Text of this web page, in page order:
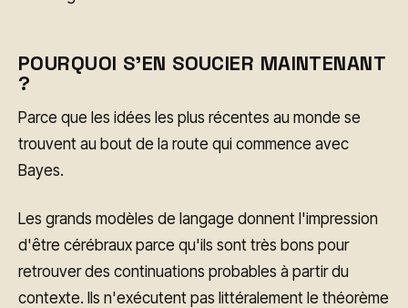
POURQUOI S'EN SOUCIER MAINTENANT
?
Parce que les idées les plus récentes au monde se
trouvent au bout de la route qui commence avec
Bayes.
Les grands modèles de langage donnent l'impression
d'être cérébraux parce qu'ils sont très bons pour
retrouver des continuations probables à partir du
contexte. Ils n'exécutent pas littéralement le théorème